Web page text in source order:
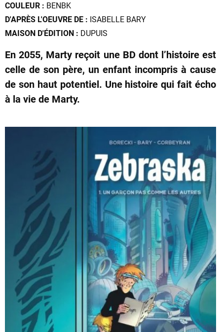
COULEUR : BENBK
D'APRÈS L'OEUVRE DE : ISABELLE BARY
MAISON D'ÉDITION : DUPUIS
En 2055, Marty reçoit une BD dont l’histoire est
celle de son père, un enfant incompris à cause
de son haut potentiel. Une histoire qui fait écho
à la vie de Marty.